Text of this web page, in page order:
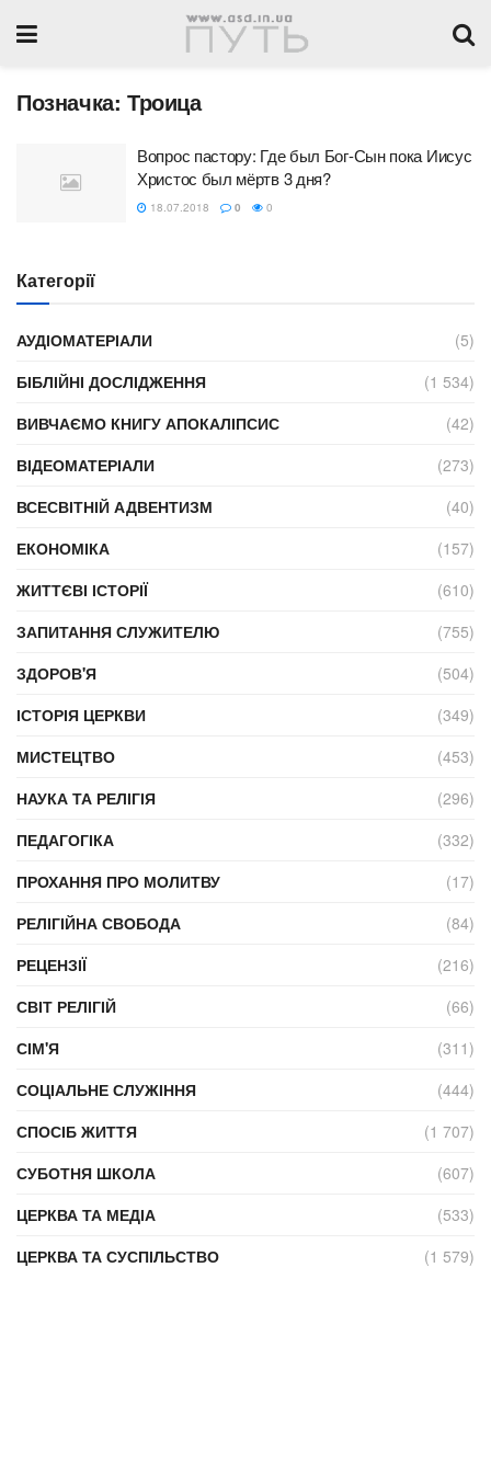
Позначка: Троица
Вопрос пастору: Где был Бог-Сын пока Иисус
Христос был мёртв 3 дня?
18.07.2018 0 0
Категорії
АУДІОМАТЕРІАЛИ
(5)
БІБЛІЙНІ ДОСЛІДЖЕННЯ
(1 534)
ВИВЧАЄМО КНИГУ АПОКАЛІПСИС
(42)
ВІДЕОМАТЕРІАЛИ
(273)
ВСЕСВІТНІЙ АДВЕНТИЗМ
(40)
ЕКОНОМІКА
(157)
ЖИТТЄВІ ІСТОРІЇ
(610)
ЗАПИТАННЯ СЛУЖИТЕЛЮ
(755)
ЗДОРОВ'Я
(504)
ІСТОРІЯ ЦЕРКВИ
(349)
МИСТЕЦТВО
(453)
НАУКА ТА РЕЛІГІЯ
(296)
ПЕДАГОГІКА
(332)
ПРОХАННЯ ПРО МОЛИТВУ
(17)
РЕЛІГІЙНА СВОБОДА
(84)
РЕЦЕНЗІЇ
(216)
СВІТ РЕЛІГІЙ
(66)
СІМ'Я
(311)
СОЦІАЛЬНЕ СЛУЖІННЯ
(444)
СПОСІБ ЖИТТЯ
(1 707)
СУБОТНЯ ШКОЛА
(607)
ЦЕРКВА ТА МЕДІА
(533)
ЦЕРКВА ТА СУСПІЛЬСТВО
(1 579)